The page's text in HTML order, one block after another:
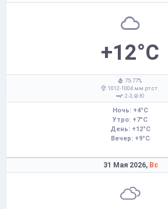
+12°C
: 75-77%
: 1012-1004 мм рт.ст.
: 2-3,
Ю
Ночь: +4°C
Утро: +7°C
День: +12°C
Вечер: +9°C
31 Мая 2026, Вс